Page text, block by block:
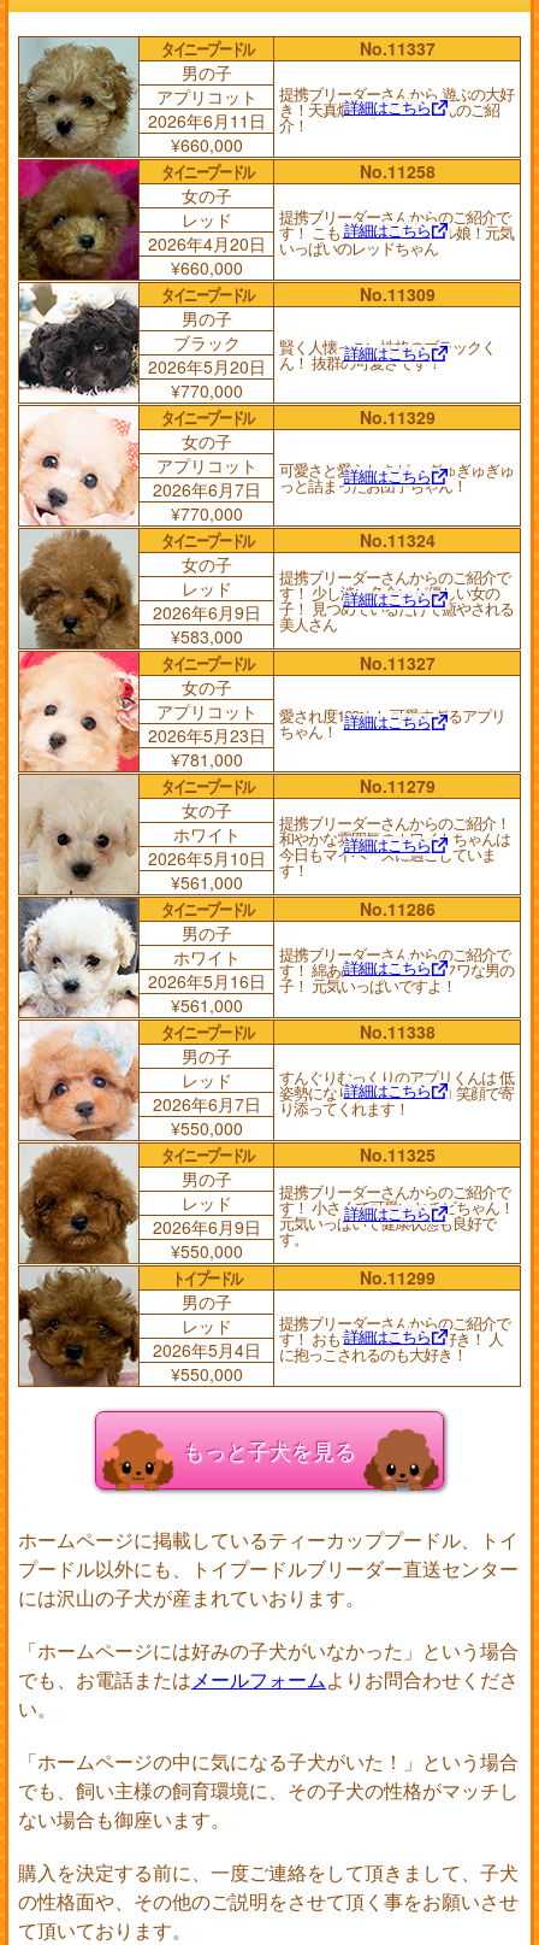
タイニープードル
No.11337
男の子
提携ブリーダーさんから 遊ぶの大好
き！天真爛漫な アプリくんのご紹
介！
詳細はこちら
アプリコット
2026年6月11日
¥660,000
タイニープードル
No.11258
女の子
提携ブリーダーさんからのご紹介で
す！ こもこ爆毛のパワフル娘！元気
いっぱいのレッドちゃん
詳細はこちら
レッド
2026年4月20日
¥660,000
タイニープードル
No.11309
男の子
賢く人懐っこい性格のブラックく
ん！ 抜群の可愛さです！
詳細はこちら
ブラック
2026年5月20日
¥770,000
タイニープードル
No.11329
女の子
可愛さと愛らしさが、 ぎゅぎゅぎゅ
っと詰まったお団子ちゃん！
詳細はこちら
アプリコット
2026年6月7日
¥770,000
タイニープードル
No.11324
女の子
提携ブリーダーさんからのご紹介で
す！ 少し淡い色合いが優しい女の
子！ 見つめているだけで癒やされる
美人さん
詳細はこちら
レッド
2026年6月9日
¥583,000
タイニープードル
No.11327
女の子
愛され度100%！ 可愛すぎるアプリ
ちゃん！ 詳細はこちら
アプリコット
2026年5月23日
¥781,000
タイニープードル
No.11279
女の子
提携ブリーダーさんからのご紹介！
和やかな雰囲気のホワイトちゃんは
今日もマイペースに過ごしていま
す！
詳細はこちら
ホワイト
2026年5月10日
¥561,000
タイニープードル
No.11286
男の子
提携ブリーダーさんからのご紹介で
す！ 綿あめみたいにフワフワな男の
子！ 元気いっぱいですよ！
詳細はこちら
ホワイト
2026年5月16日
¥561,000
タイニープードル
No.11338
男の子
すんぐりむっくりのアプリくんは 低
姿勢になりながらニコニコ 笑顔で寄
り添ってくれます！
詳細はこちら
レッド
2026年6月7日
¥550,000
タイニープードル
No.11325
男の子
提携ブリーダーさんからのご紹介で
す！ 小さくて可愛いおチビちゃん！
元気いっぱいで健康状態も良好で
す。
詳細はこちら
レッド
2026年6月9日
¥550,000
トイプードル
No.11299
男の子
提携ブリーダーさんからのご紹介で
す！ おもちゃで遊ぶの大好き！ 人
に抱っこされるのも大好き！
詳細はこちら
レッド
2026年5月4日
¥550,000
もっと子犬を見る
ホームページに掲載しているティーカッププードル、トイ
プードル以外にも、トイプードルブリーダー直送センター
には沢山の子犬が産まれていおります。
「ホームページには好みの子犬がいなかった」という場合
でも、お電話または メールフォームよりお問合わせくださ
い。
「ホームページの中に気になる子犬がいた！」という場合
でも、飼い主様の飼育環境に、その子犬の性格がマッチし
ない場合も御座います。
購入を決定する前に、一度ご連絡をして頂きまして、子犬
の性格面や、その他のご説明をさせて頂く事をお願いさせ
て頂いております。